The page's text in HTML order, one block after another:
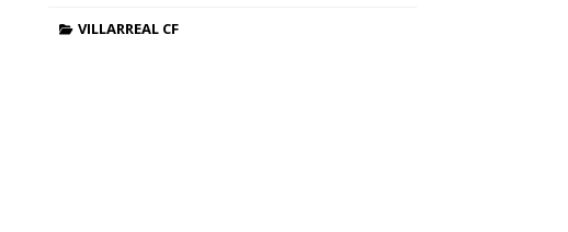
VILLARREAL CF